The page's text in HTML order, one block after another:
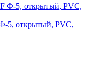
5, открытый, PVC,